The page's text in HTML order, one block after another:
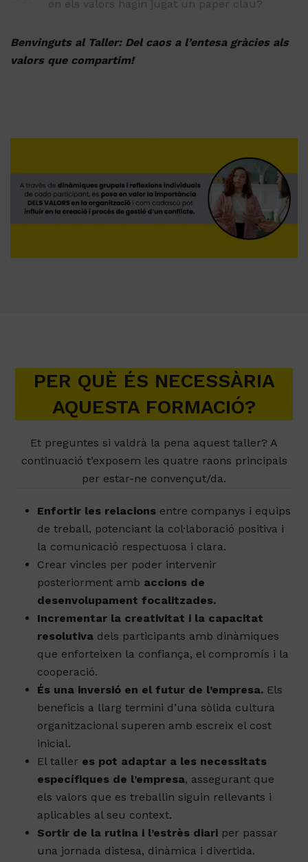
on els valors hagin jugat un paper clau?
PER QUÈ ÉS NECESSÀRIA
AQUESTA FORMACIÓ?
Et preguntes si valdrà la pena aquest taller? A
per estar-ne convençut/da.
Enfortir les relacionsentre companys i equips
de treball, potenciant la col·laboració positiva i
la comunicació respectuosa i clara.
Crear vincles per poder intervenir
posteriorment ambaccions de
desenvolupament focalitzades.
Incrementar la creativitat i la capacitat
resolutivadels participants amb dinàmiques
que enforteixen la confiança, el compromís i la
cooperació.
És una inversió en el futur de l’empresa.Els
beneficis a llarg termini d’una sòlida cultura
organitzacional superen amb escreix el cost
inicial.
El talleres pot adaptar a les necessitats
específiques de l’empresa
els valors que es treballin siguin rellevants i
aplicables al seu context.